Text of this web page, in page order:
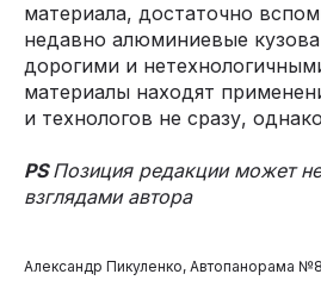
материала, достаточно
недавно алюминиевые кузова
дорогими и
материалы находят
и технологов не сразу,
PSПозиция редакции может
взглядами автора
Александр Пикуленко, Автопанорама